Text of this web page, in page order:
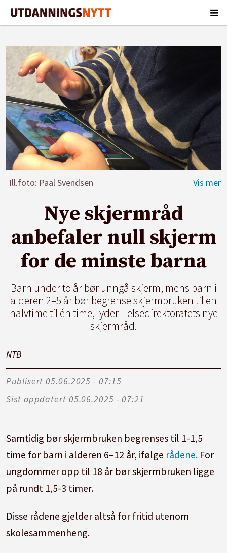
Ill.foto: Paal Svendsen
Nye skjermråd
anbefaler null skjerm
for de minste barna
Barn under to år bør unngå skjerm, mens barn i
alderen 2–5 år bør begrense skjermbruken til en
halvtime til én time, lyder Helsedirektoratets nye
skjermråd.
NTB
Publisert
05.06.2025 - 07:15
Sist oppdatert
05.06.2025 - 07:21
Samtidig bør skjermbruken begrenses til 1-1,5
time for barn i alderen 6–12 år, ifølge rådene. For
ungdommer opp til 18 år bør skjermbruken ligge
på rundt 1,5-3 timer.
Disse rådene gjelder altså for fritid utenom
skolesammenheng.